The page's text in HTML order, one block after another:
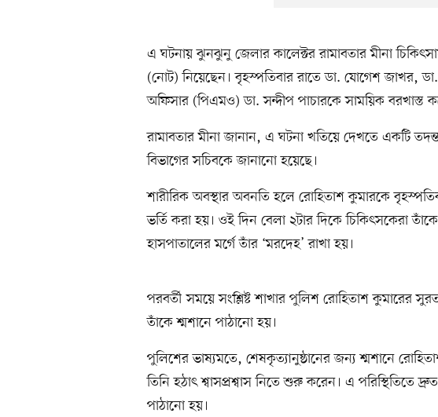
এ ঘটনায় ঝুনঝুনু জেলার কালেক্টর রামাবতার মীনা
(নোট) নিয়েছেন। বৃহস্পতিবার রাতে ডা. যোগেশ জাখর,
অফিসার (পিএমও) ডা. সন্দীপ পাচারকে সাময়িক বরখাস্ত
রামাবতার মীনা জানান, এ ঘটনা খতিয়ে দেখতে একটি তদন্ত
বিভাগের সচিবকে জানানো হয়েছে।
শারীরিক অবস্থার অবনতি হলে রোহিতাশ কুমারকে
ভর্তি করা হয়। ওই দিন বেলা ২টার দিকে চিকিৎসকেরা
হাসপাতালের মর্গে তাঁর ‘মরদেহ’ রাখা হয়।
পরবর্তী সময়ে সংশ্লিষ্ট শাখার পুলিশ রোহিতাশ কুমারের
তাঁকে শ্মশানে পাঠানো হয়।
পুলিশের ভাষ্যমতে, শেষকৃত্যানুষ্ঠানের জন্য শ্মশানে
তিনি হঠাৎ শ্বাসপ্রশ্বাস নিতে শুরু করেন। এ পরিস্থিতিতে
পাঠানো হয়।